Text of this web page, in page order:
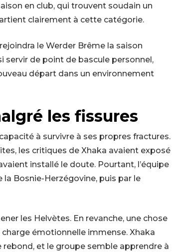
en club, qui trouvent soudain un
clairement à cette catégorie.
le Werder Brême la saison
servir de point de bascule personnel,
départ dans un environnement
les fissures
à survivre à ses propres fractures.
les critiques de Xhaka avaient exposé
installé le doute. Pourtant, l’équipe
la Bosnie-Herzégovine, puis par le
les Helvètes. En revanche, une chose
émotionnelle immense. Xhaka
et le groupe semble apprendre à